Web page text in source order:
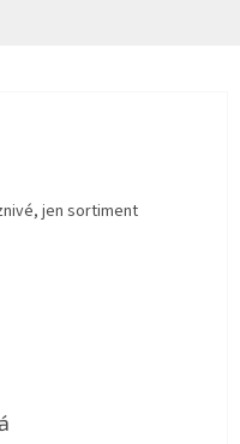
z 5 hvězdiček.
jen sortiment
z 5 hvězdiček.